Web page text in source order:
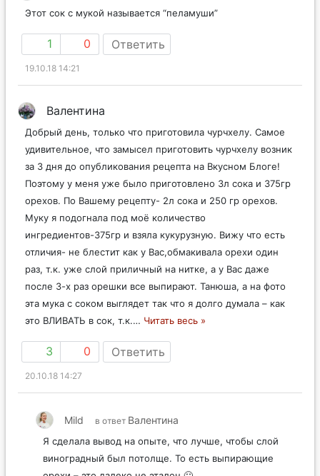
Этот сок с мукой называется “пеламуши”
1 0 Ответить
19.10.18 14:21
Валентина
Добрый день, только что приготовила чурчхелу. Самое
удивительное, что замысел приготовить чурчхелу возник
за 3 дня до опубликования рецепта на Вкусном Блоге!
Поэтому у меня уже было приготовлено 3л сока и 375гр
орехов. По Вашему рецепту- 2л сока и 250 гр орехов.
Муку я подогнала под моё количество
ингредиентов-375гр и взяла кукурузную. Вижу что есть
отличия- не блестит как у Вас,обмакивала орехи один
раз, т.к. уже слой приличный на нитке, а у Вас даже
после 3-х раз орешки все выпирают. Танюша, а на фото
эта мука с соком выглядет так что я долго думала – как
это ВЛИВАТЬ в сок, т.к.… Читать весь »
3 0 Ответить
20.10.18 14:27
Mild в ответ Валентина
Я сделала вывод на опыте, что лучше, чтобы слой
виноградный был потолще. То есть выпирающие